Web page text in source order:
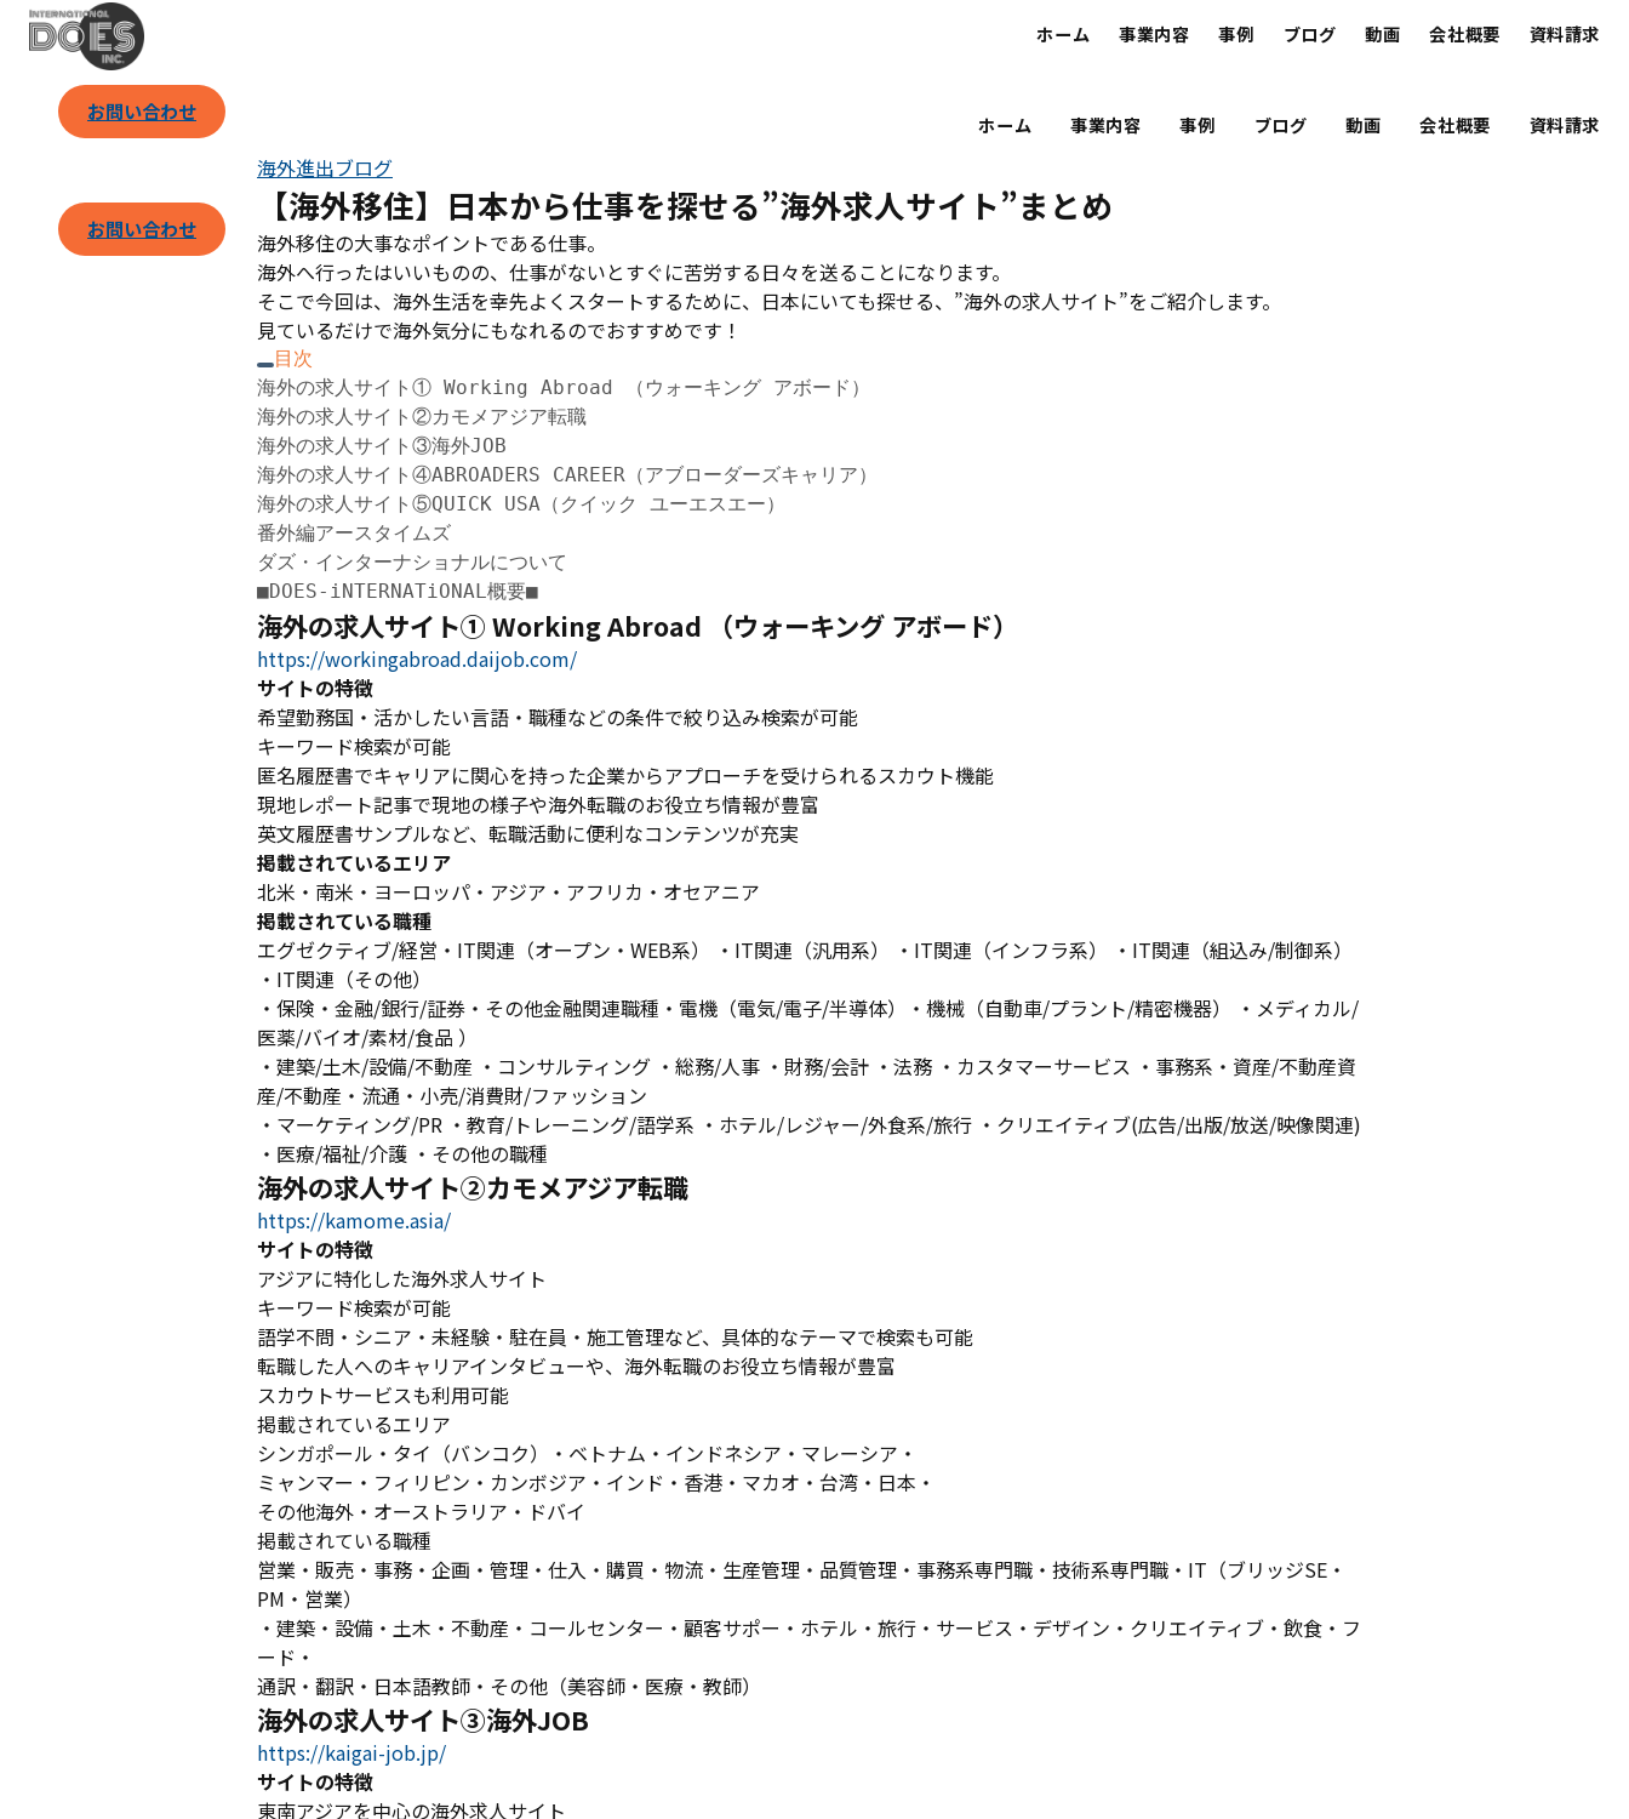
ホーム 事業内容 事例 ブログ 動画 会社概要 資料請求
お問い合わせ
ホーム 事業内容 事例 ブログ 動画 会社概要 資料請求
お問い合わせ
海外進出ブログ
【海外移住】日本から仕事を探せる”海外求人サイト”まとめ
海外移住の大事なポイントである仕事。
海外へ行ったはいいものの、仕事がないとすぐに苦労する日々を送ることになります。
そこで今回は、海外生活を幸先よくスタートするために、日本にいても探せる、”海外の求人サイト”をご紹介します。
見ているだけで海外気分にもなれるのでおすすめです！
目次
海外の求人サイト① Working Abroad （ウォーキング アボード）
海外の求人サイト②カモメアジア転職
海外の求人サイト③海外JOB
海外の求人サイト④ABROADERS CAREER（アブローダーズキャリア）
海外の求人サイト⑤QUICK USA（クイック ユーエスエー）
番外編アースタイムズ
ダズ・インターナショナルについて
■DOES-iNTERNATiONAL概要■
海外の求人サイト① Working Abroad （ウォーキング アボード）
https://workingabroad.daijob.com/
サイトの特徴
希望勤務国・活かしたい言語・職種などの条件で絞り込み検索が可能
キーワード検索が可能
匿名履歴書でキャリアに関心を持った企業からアプローチを受けられるスカウト機能
現地レポート記事で現地の様子や海外転職のお役立ち情報が豊富
英文履歴書サンプルなど、転職活動に便利なコンテンツが充実
掲載されているエリア
北米・南米・ヨーロッパ・アジア・アフリカ・オセアニア
掲載されている職種
エグゼクティブ/経営・IT関連（オープン・WEB系） ・IT関連（汎用系） ・IT関連（インフラ系） ・IT関連（組込み/制御系）
・IT関連（その他）
・保険・金融/銀行/証券・その他金融関連職種・電機（電気/電子/半導体）・機械（自動車/プラント/精密機器） ・メディカル/
医薬/バイオ/素材/食品 ）
・建築/土木/設備/不動産 ・コンサルティング ・総務/人事 ・財務/会計 ・法務 ・カスタマーサービス ・事務系・資産/不動産資
産/不動産・流通・小売/消費財/ファッション
・マーケティング/PR ・教育/トレーニング/語学系 ・ホテル/レジャー/外食系/旅行 ・クリエイティブ(広告/出版/放送/映像関連)
・医療/福祉/介護 ・その他の職種
海外の求人サイト②カモメアジア転職
https://kamome.asia/
サイトの特徴
アジアに特化した海外求人サイト
キーワード検索が可能
語学不問・シニア・未経験・駐在員・施工管理など、具体的なテーマで検索も可能
転職した人へのキャリアインタビューや、海外転職のお役立ち情報が豊富
スカウトサービスも利用可能
掲載されているエリア
シンガポール・タイ（バンコク）・ベトナム・インドネシア・マレーシア・
ミャンマー・フィリピン・カンボジア・インド・香港・マカオ・台湾・日本・
その他海外・オーストラリア・ドバイ
掲載されている職種
営業・販売・事務・企画・管理・仕入・購買・物流・生産管理・品質管理・事務系専門職・技術系専門職・IT（ブリッジSE・
PM・営業）
・建築・設備・土木・不動産・コールセンター・顧客サポー・ホテル・旅行・サービス・デザイン・クリエイティブ・飲食・フ
ード・
通訳・翻訳・日本語教師・その他（美容師・医療・教師）
海外の求人サイト③海外JOB
https://kaigai-job.jp/
サイトの特徴
東南アジアを中心の海外求人サイト